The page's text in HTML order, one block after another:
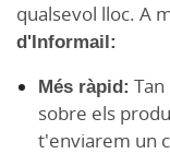
qualsevol lloc. A
d'Informail:
Més ràpid:
sobre els
t'enviarem un